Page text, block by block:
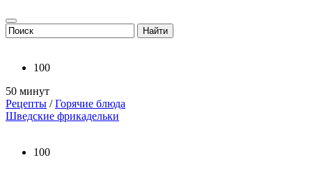
100
50 минут
Рецепты /Горячие блюда
Шведские фрикадельки
100